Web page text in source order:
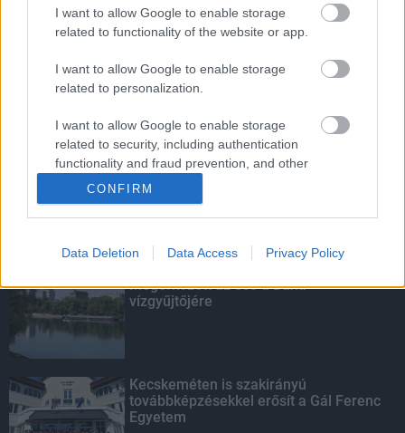
I want to allow Google to enable storage
related to functionality of the website or app.
I want to allow Google to enable storage
related to personalization.
I want to allow Google to enable storage
related to security, including authentication
functionality and fraud prevention, and other
user protection.
CONFIRM
Data Deletion Data Access Privacy Policy
Budapest-Pécs, Budapest-Szolnok:
Több mint 40 helyszínen dolgozik
fennakadás nélkül a Híd-csoport
KIEMELT
Megérkezett az eső a Duna
vízgyűjtőjére
Kecskeméten is szakirányú
továbbképzésekkel erősít a Gál Ferenc
Egyetem